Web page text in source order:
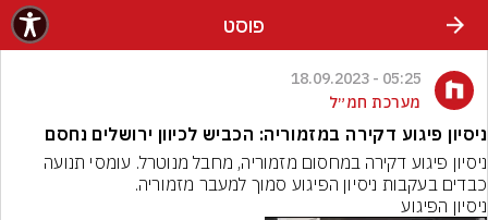
פוסט
05:25 - 18.09.2023
מערכת חמ״ל
ניסיון פיגוע דקירה במזמוריה: הכביש לכיוון ירושלים נחסם
כבדים בעקבות ניסיון הפיגוע סמוך למעבר מזמוריה.
ניסיון הפיגוע